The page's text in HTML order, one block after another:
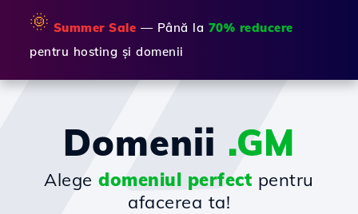
🌞 Summer Sale — Până la 70% reducere
pentru hosting și domenii
Domenii .GM
Alegedomeniul perfect pentru
afacerea ta!